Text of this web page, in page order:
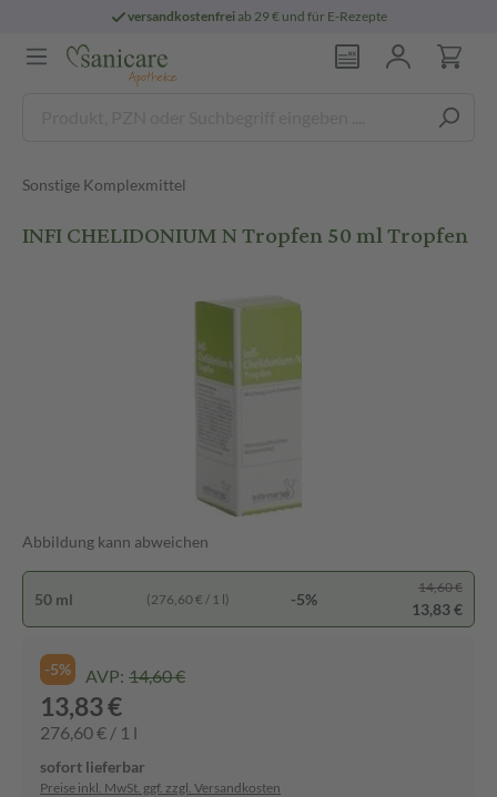
versandkostenfreiab 29 € und für E-Rezepte
Sonstige Komplexmittel
INFI CHELIDONIUM N Tropfen 50 ml Tropfen
Abbildung kann abweichen
50 ml (276,60 € / 1 l) -5%
14,60 €
13,83 €
-5% AVP: 14,60 €
13,83 €
276,60 € / 1 l
sofort lieferbar
Preise inkl. MwSt. ggf. zzgl. Versandkosten